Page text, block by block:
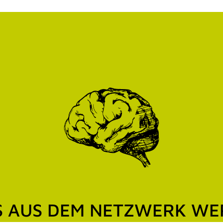
AUS DEM NETZWERK